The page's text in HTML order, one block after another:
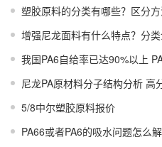
塑胶原料的分类有哪些？区分
增强尼龙面料有什么特点？分
我国PA6自给率已达90%以上
尼龙PA原材料分子结构分析 高
5/8中尔塑胶原料报价
PA66或者PA6的吸水问题怎么解